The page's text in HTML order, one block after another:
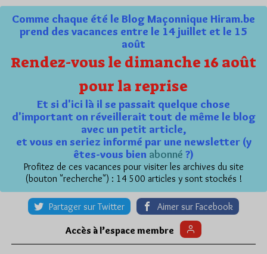
Comme chaque été le Blog Maçonnique Hiram.be
prend des vacances entre le 14 juillet et le 15
août
Rendez-vous le dimanche 16 août
pour la reprise
Et si d'ici là il se passait quelque chose
d'important on réveillerait tout de même le blog
avec un petit article,
et vous en seriez informé par une newsletter (y
êtes-vous bien abonné ?)
Profitez de ces vacances pour visiter les archives du site
(bouton "recherche") : 14 500 articles y sont stockés !
Partager sur Twitter Aimer sur Facebook
Accès à l’espace membre